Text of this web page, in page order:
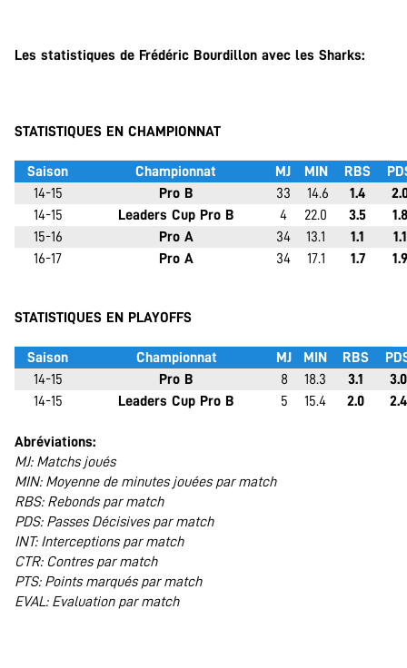
Les statistiques de Frédéric Bourdillon avec les Sharks:
STATISTIQUES EN CHAMPIONNAT
Saison Championnat MJ MIN RBS
14-15
Pro B 33 14.6 1.4
14-15
Leaders Cup Pro B 4 22.0 3.5
1.8
15-16
Pro A 34 13.1 1.1
1.1
16-17
Pro A 34 17.1 1.7
1.9
STATISTIQUES EN PLAYOFFS
Saison Championnat MJ MIN RBS
14-15
Pro B 8 18.3 3.1
3.0
14-15
Leaders Cup Pro B 5 15.4 2.0
2.4
Abréviations:
MJ: Matchs joués
MIN: Moyenne de minutes jouées par match
RBS: Rebonds par match
PDS: Passes Décisives par match
INT: Interceptions par match
CTR: Contres par match
PTS: Points marqués par match
EVAL: Evaluation par match